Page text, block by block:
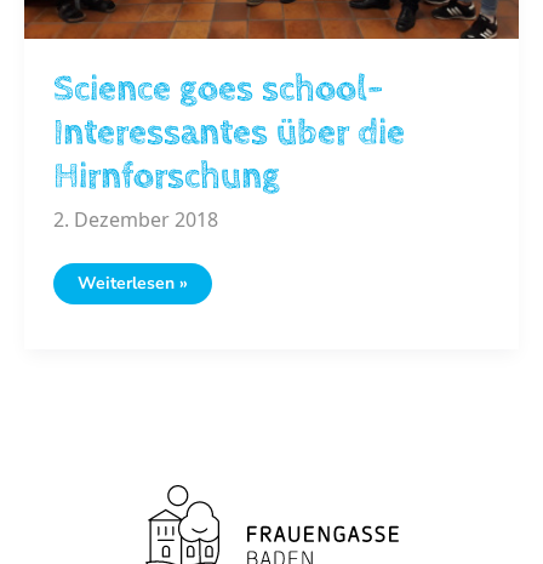
Science goes school-
Interessantes über die
Hirnforschung
2. Dezember 2018
Science
goes
Weiterlesen »